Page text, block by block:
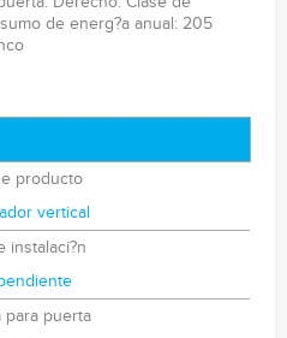
de energ?a anual: 205
producto
vertical
instalaci?n
para puerta